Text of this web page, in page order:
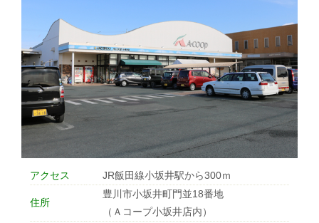
アクセス JR飯田線小坂井駅から300ｍ
住所
豊川市小坂井町門並18番地
（Ａコープ小坂井店内）